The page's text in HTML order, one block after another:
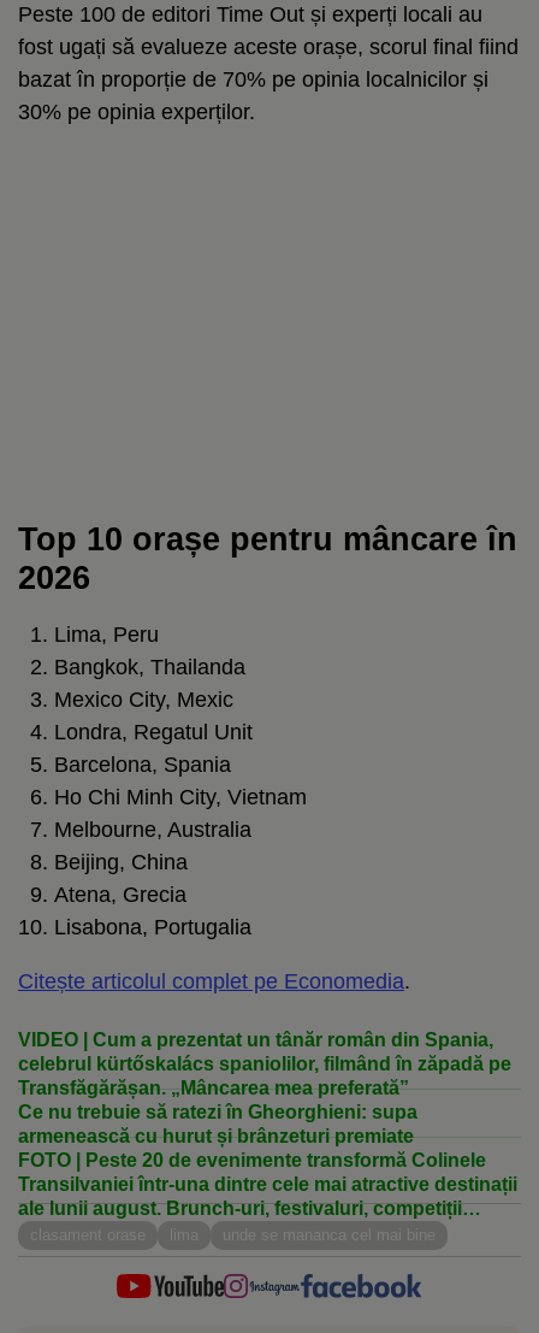
Peste 100 de editori Time Out și experți locali au
fost ugați să evalueze aceste orașe, scorul final fiind
bazat în proporție de 70% pe opinia localnicilor și
30% pe opinia experților.
Top 10 orașe pentru mâncare în
2026
Lima, Peru
Bangkok, Thailanda
Mexico City, Mexic
Londra, Regatul Unit
Barcelona, Spania
Ho Chi Minh City, Vietnam
Melbourne, Australia
Beijing, China
Atena, Grecia
Lisabona, Portugalia
Citește articolul complet pe Economedia.
VIDEO | Cum a prezentat un tânăr român din Spania,
celebrul kürtőskalács spaniolilor, filmând în zăpadă pe
Transfăgărășan. „Mâncarea mea preferată”
Ce nu trebuie să ratezi în Gheorghieni: supa
armenească cu hurut și brânzeturi premiate
FOTO | Peste 20 de evenimente transformă Colinele
Transilvaniei într-una dintre cele mai atractive destinații
ale lunii august. Brunch-uri, festivaluri, competiții
sportive și concerte în sate istorice
clasament orase lima unde se mananca cel mai bine